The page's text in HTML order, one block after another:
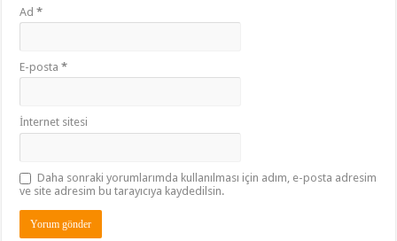
Ad*
E-posta*
İnternet sitesi
Daha sonraki yorumlarımda kullanılması için adım, e-posta adresim
ve site adresim bu tarayıcıya kaydedilsin.